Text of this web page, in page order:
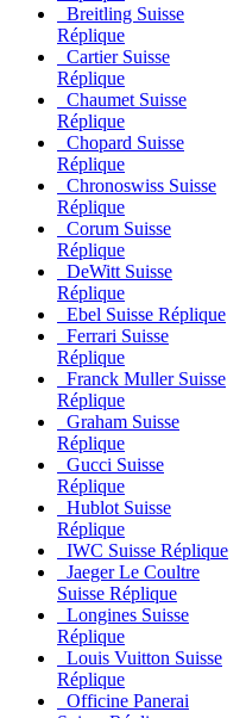
Breitling Suisse
Réplique
Cartier Suisse
Réplique
Chaumet Suisse
Réplique
Chopard Suisse
Réplique
Chronoswiss Suisse
Réplique
Corum Suisse
Réplique
DeWitt Suisse
Réplique
Ebel Suisse Réplique
Ferrari Suisse
Réplique
Franck Muller Suisse
Réplique
Graham Suisse
Réplique
Gucci Suisse
Réplique
Hublot Suisse
Réplique
IWC Suisse Réplique
Jaeger Le Coultre
Suisse Réplique
Longines Suisse
Réplique
Louis Vuitton Suisse
Réplique
Officine Panerai